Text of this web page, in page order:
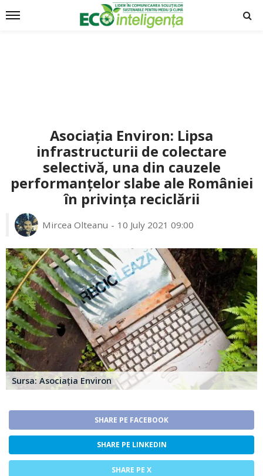
Asociația Environ: Lipsa
infrastructurii de colectare
selectivă, una din cauzele
performanțelor slabe ale României
în privința reciclării
Mircea Olteanu 10 July 2021 09:00
Sursa: Asociația Environ
SHARE PE FACEBOOK
SHARE PE LINKEDIN
SHARE PE X